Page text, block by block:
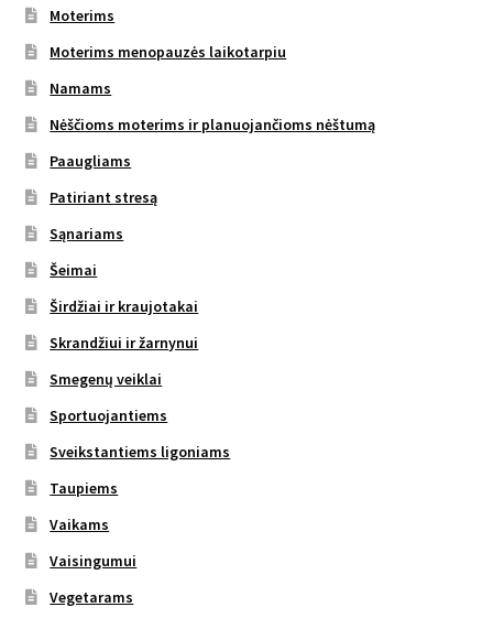
Moterims
Moterims menopauzės laikotarpiu
Namams
Nėščioms moterims ir planuojančioms nėštumą
Paaugliams
Patiriant stresą
Sąnariams
Šeimai
Širdžiai ir kraujotakai
Skrandžiui ir žarnynui
Smegenų veiklai
Sportuojantiems
Sveikstantiems ligoniams
Taupiems
Vaikams
Vaisingumui
Vegetarams